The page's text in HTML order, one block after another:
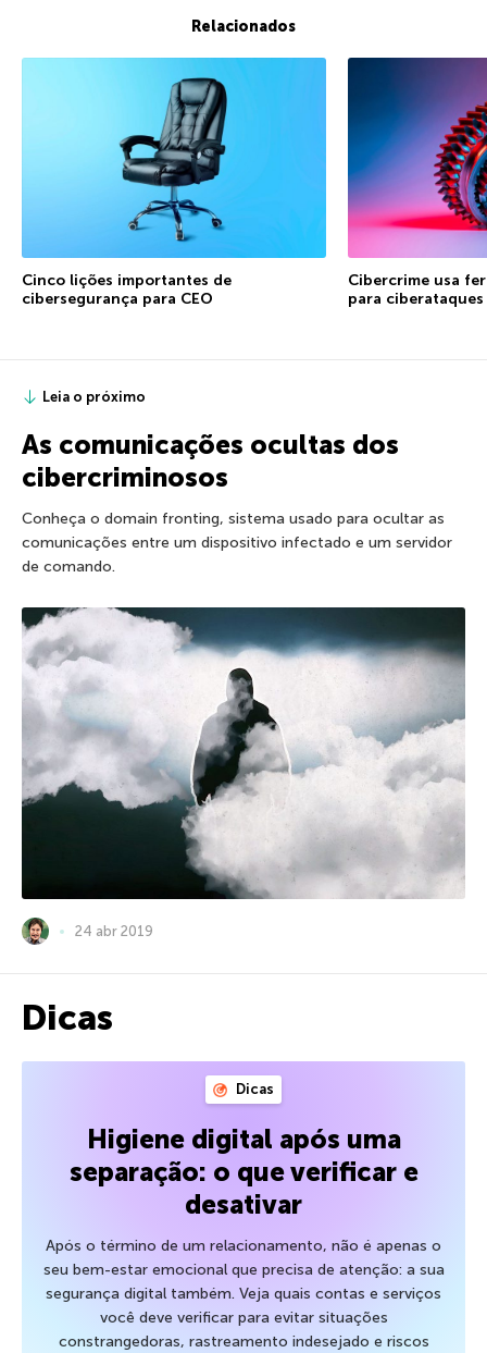
Relacionados
Cinco lições importantes de
cibersegurança para CEO
Cibercrime usa
para ciberataques
Leia o próximo
As comunicações ocultas dos
cibercriminosos
Conheça o domain fronting, sistema usado para ocultar as
comunicações entre um dispositivo infectado e um servidor
de comando.
24 abr 2019
Dicas
Dicas
Higiene digital após uma
separação: o que verificar e
desativar
Após o término de um relacionamento, não é apenas o
seu bem-estar emocional que precisa de atenção: a sua
segurança digital também. Veja quais contas e serviços
você deve verificar para evitar situações
constrangedoras, rastreamento indesejado e riscos